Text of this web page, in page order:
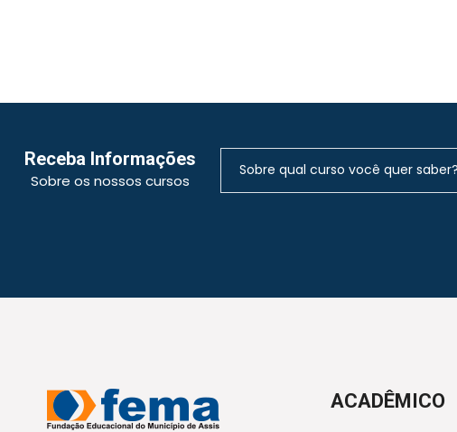
Receba Informações
Sobre os nossos cursos
ACADÊMICO